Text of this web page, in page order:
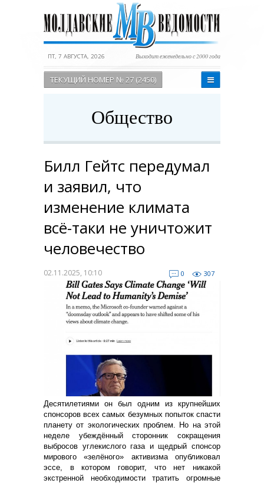
ПТ, 7 АВГУСТА, 2026 Выходит еженедельно с 2000 года
ТЕКУЩИЙ НОМЕР № 27 (2450)
Общество
Билл Гейтс передумал
и заявил, что
изменение климата
всё-таки не уничтожит
человечество
02.11.2025, 10:10 0 307
Десятилетиями он был одним из крупнейших
спонсоров всех самых безумных попыток спасти
планету от экологических проблем. Но на этой
неделе убеждённый сторонник сокращения
выбросов углекислого газа и щедрый спонсор
мирового «зелёного» активизма опубликовал
эссе, в котором говорит, что нет никакой
экстренной необходимости тратить огромные